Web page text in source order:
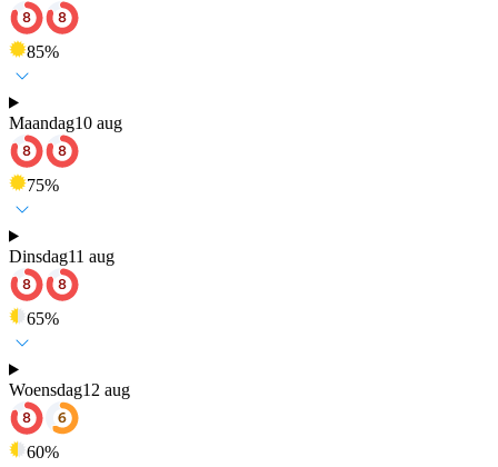
85%
Maandag10 aug
75%
Dinsdag11 aug
65%
Woensdag12 aug
60%